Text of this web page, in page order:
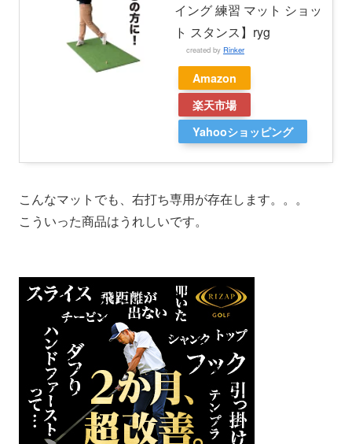
イング 練習 マット ショッ
ト スタンス】ryg
created by Rinker
Amazon
楽天市場
Yahooショッピング
こんなマットでも、右打ち専用が存在します。。。
こういった商品はうれしいです。